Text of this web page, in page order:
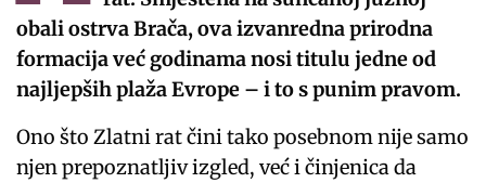
obali ostrva Brača, ova izvanredna prirodna
formacija već godinama nosi titulu jedne od
najljepših plaža Evrope – i to s punim pravom.
Ono što Zlatni rat čini tako posebnom nije samo
njen prepoznatljiv izgled, već i činjenica da